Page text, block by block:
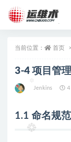
当前位置： 首页
3-4 项目管理
Jenkins 4
1.1 命名规范